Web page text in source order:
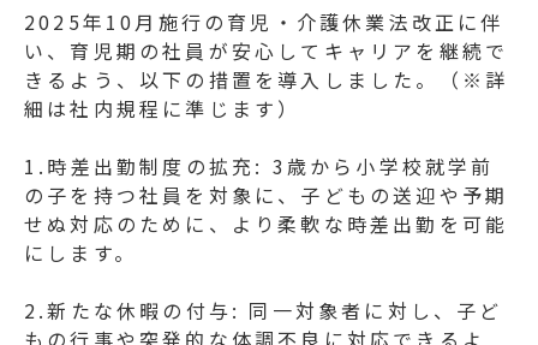
2025年10月施行の育児・介護休業法改正に伴
い、育児期の社員が安心してキャリアを継続で
きるよう、以下の措置を導入しました。（※詳
細は社内規程に準じます）
1.時差出勤制度の拡充: 3歳から小学校就学前
の子を持つ社員を対象に、子どもの送迎や予期
せぬ対応のために、より柔軟な時差出勤を可能
にします。
2.新たな休暇の付与: 同一対象者に対し、子ど
もの行事や突発的な体調不良に対応できるよ